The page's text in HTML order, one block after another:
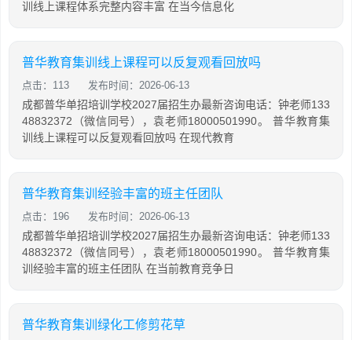
训线上课程体系完整内容丰富 在当今信息化
普华教育集训线上课程可以反复观看回放吗
点击：113 发布时间：2026-06-13
成都普华单招培训学校2027届招生办最新咨询电话：钟老师133
48832372（微信同号），袁老师18000501990。 普华教育集
训线上课程可以反复观看回放吗 在现代教育
普华教育集训经验丰富的班主任团队
点击：196 发布时间：2026-06-13
成都普华单招培训学校2027届招生办最新咨询电话：钟老师133
48832372（微信同号），袁老师18000501990。 普华教育集
训经验丰富的班主任团队 在当前教育竞争日
普华教育集训绿化工修剪花草